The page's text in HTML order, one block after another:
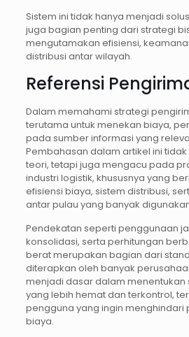
Sistem ini tidak hanya menjadi
juga bagian penting dari strategi
mengutamakan efisiensi,
distribusi antar wilayah.
Referensi
Dalam memahami strategi
terutama untuk menekan biaya,
pada sumber informasi yang
Pembahasan dalam artikel ini
teori, tetapi juga mengacu pada
industri logistik, khususnya yang
efisiensi biaya, sistem distribusi,
antar pulau yang banyak
Pendekatan seperti penggunaan
konsolidasi, serta perhitungan
berat merupakan bagian dari
diterapkan oleh banyak
menjadi dasar dalam menentukan
yang lebih hemat dan terkontrol,
pengguna yang ingin menghindari
biaya.